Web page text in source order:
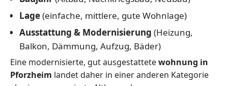
Lage(einfache, mittlere, gute Wohnlage)
Ausstattung & Modernisierung (Heizung,
Balkon, Dämmung, Aufzug, Bäder)
Eine modernisierte, gut ausgestattetewohnung in
Pforzheim landet daher in einer anderen Kategorie